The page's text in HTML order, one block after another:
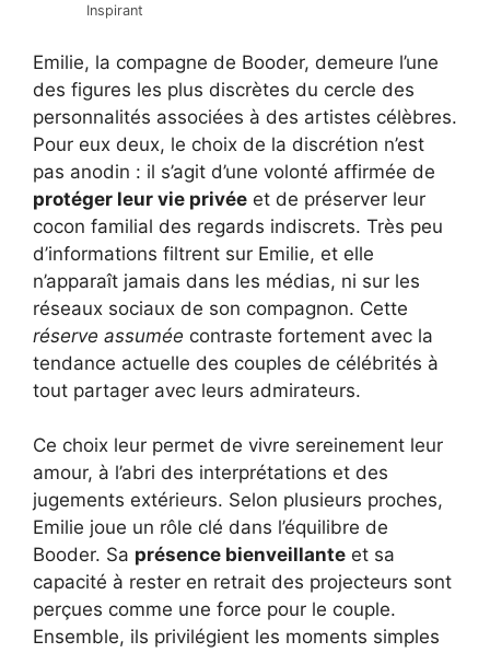
Inspirant
Emilie, la compagne de Booder, demeure l’une
des figures les plus discrètes du cercle des
personnalités associées à des artistes célèbres.
Pour eux deux, le choix de la discrétion n’est
pas anodin : il s’agit d’une volonté affirmée de
protéger leur vie privée et de préserver leur
cocon familial des regards indiscrets. Très peu
d’informations filtrent sur Emilie, et elle
n’apparaît jamais dans les médias, ni sur les
réseaux sociaux de son compagnon. Cette
réserve assumée contraste fortement avec la
tendance actuelle des couples de célébrités à
tout partager avec leurs admirateurs.
Ce choix leur permet de vivre sereinement leur
amour, à l’abri des interprétations et des
jugements extérieurs. Selon plusieurs proches,
Emilie joue un rôle clé dans l’équilibre de
Booder. Sa présence bienveillante et sa
capacité à rester en retrait des projecteurs sont
perçues comme une force pour le couple.
Ensemble, ils privilégient les moments simples